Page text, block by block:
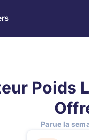
Poids
Parue la